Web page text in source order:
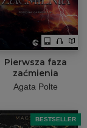
Pierwsza faza
zaćmienia
Agata Polte
BESTSELLER